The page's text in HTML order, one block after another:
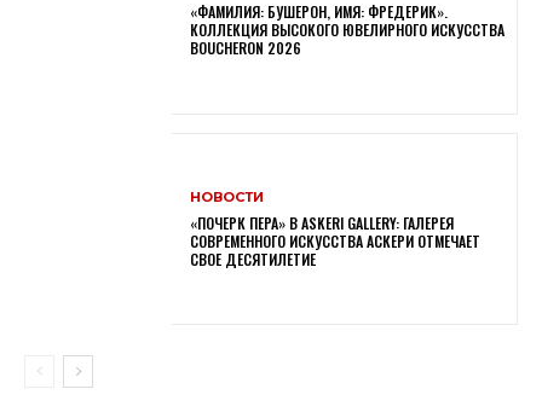
«ФАМИЛИЯ: БУШЕРОН, ИМЯ: ФРЕДЕРИК».
КОЛЛЕКЦИЯ ВЫСОКОГО ЮВЕЛИРНОГО ИСКУССТВА
BOUCHERON 2026
НОВОСТИ
«ПОЧЕРК ПЕРА» В ASKERI GALLERY: ГАЛЕРЕЯ
СОВРЕМЕННОГО ИСКУССТВА АСКЕРИ ОТМЕЧАЕТ
СВОЕ ДЕСЯТИЛЕТИЕ